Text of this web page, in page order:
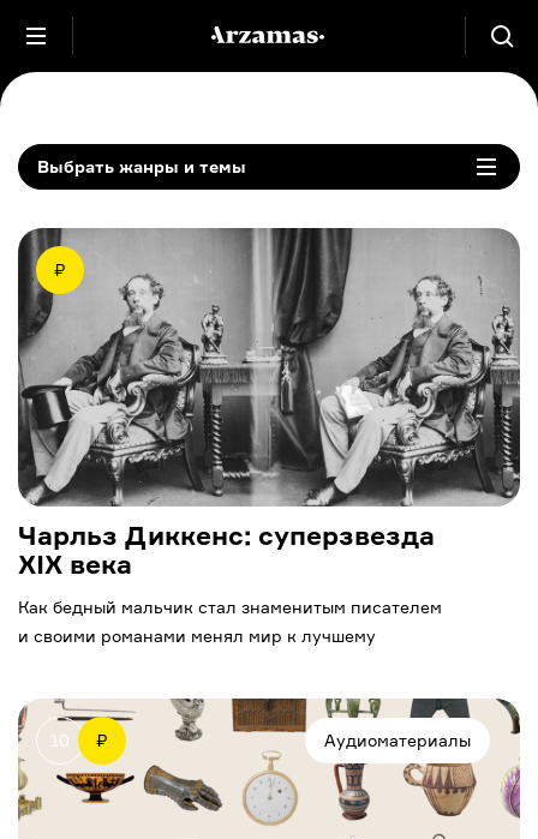
Выбрать жанры и темы
₽
Чарльз Диккенс: суперзвезда
XIX века
Как бедный мальчик стал знаменитым писателем
и своими романами менял мир к лучшему
10 ₽ Аудиоматериалы